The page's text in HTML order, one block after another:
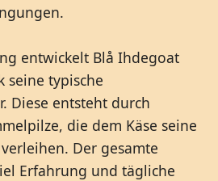
entwickelt Blå Ihdegoat
seine typische
Diese entsteht durch
die dem Käse seine
Der gesamte
Erfahrung und tägliche